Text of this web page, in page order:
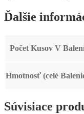
Ďalšie
Počet Kusov V
Hmotnosť (celé
Súvisiace